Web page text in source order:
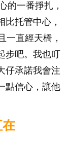
一番掙扎，
比托管中心，
一直經天橋，
步吧。我也叮
仔承諾我會注
點信心，讓他